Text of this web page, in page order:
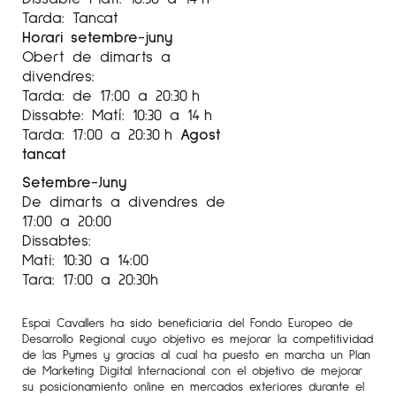
la creació artística. El mateix treball de
connexió el realitzo amb els encàrrecs: no sols
pinto el paisatge que veig i que palpo, sinó
que intento captar l’àura, la mirada, les
emocions, els records, la identitat, la nostàlgia…
que aquell espai, que aquell lloc, que aquella
casa o arbre, evoca a la persona que em fa
Sèrie Beatus Ille
La sèrie Beatus Ille posa de manifest
l’autenticitat de la vida senzilla i els valors
caracteritza els quadres pertanyents a
aquesta sèrie, suggereix l’amenaça que els
humans representem per nosaltres mateixos,
Tarda: Tancat
Horari setembre-juny
Obert de dimarts a
divendres:
Tarda: de 17:00 a 20:30 h
Dissabte: Matí: 10:30 a 14 h
Tarda: 17:00 a 20:30 h Agost
tancat
Setembre-Juny
De dimarts a divendres de
17:00 a 20:00
Dissabtes:
Mati: 10:30 a 14:00
Tara: 17:00 a 20:30h
Espai Cavallers ha sido beneficiaria del Fondo Europeo de
Desarrollo Regional cuyo objetivo es mejorar la competitividad
de las Pymes y gracias al cual ha puesto en marcha un Plan
de Marketing Digital Internacional con el objetivo de mejorar
su posicionamiento online en mercados exteriores durante el